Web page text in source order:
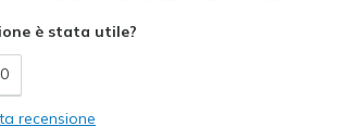
è stata utile?
0
recensione